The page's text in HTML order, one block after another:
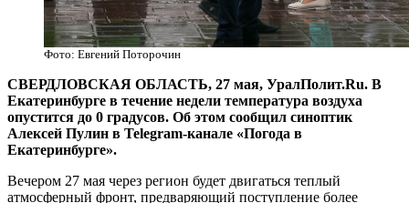
Фото: Евгений Поторочин
СВЕРДЛОВСКАЯ ОБЛАСТЬ, 27 мая, УралПолит.Ru. В
Екатеринбурге в течение недели температура воздуха
опустится до 0 градусов. Об этом сообщил синоптик
Алексей Пулин в Telegram-канале «Погода в
Екатеринбурге».
Вечером 27 мая через регион будет двигаться теплый
атмосферный фронт, предваряющий поступление более